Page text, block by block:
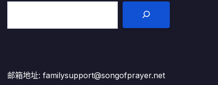
邮箱地址: familysupport@songofprayer.net